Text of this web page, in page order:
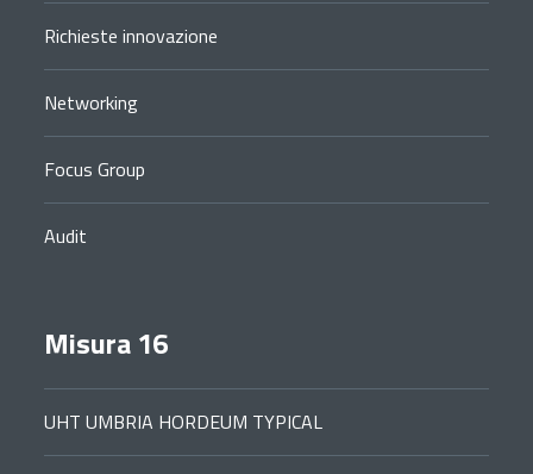
Richieste innovazione
Networking
Focus Group
Audit
Misura 16
UHT UMBRIA HORDEUM TYPICAL